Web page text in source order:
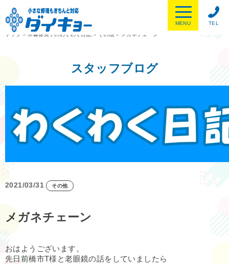
TEL
MENU
トップ
> 木暮喜美子のわくわく日記 > その他 > メガネチェーン
スタッフブログ
2021/03/31 その他
メガネチェーン
おはようございます。
先日前橋市T様と老眼鏡の話をしていましたら